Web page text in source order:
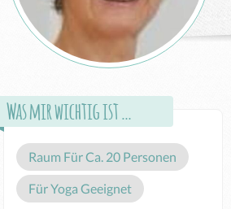
Was mir wichtig ist …
Raum Für Ca. 20 Personen
Für Yoga Geeignet